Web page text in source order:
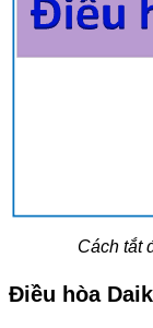
Cách tắt
Điều hòa